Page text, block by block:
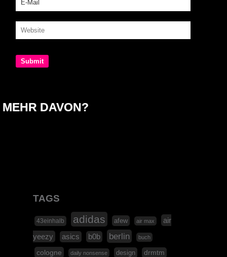
MEHR DAVON?
TAGS
43einhalb adidas afew air max
air
yeezy
asics b0b berlin buch
cologne daily nonsense design drmtm